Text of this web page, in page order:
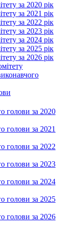
за 2020 рік
за 2021 рік
за 2022 рік
за 2023 рік
за 2024 рік
за 2025 рік
за 2026 рік
голови за 2020
голови за 2021
голови за 2022
голови за 2023
голови за 2024
голови за 2025
голови за 2026